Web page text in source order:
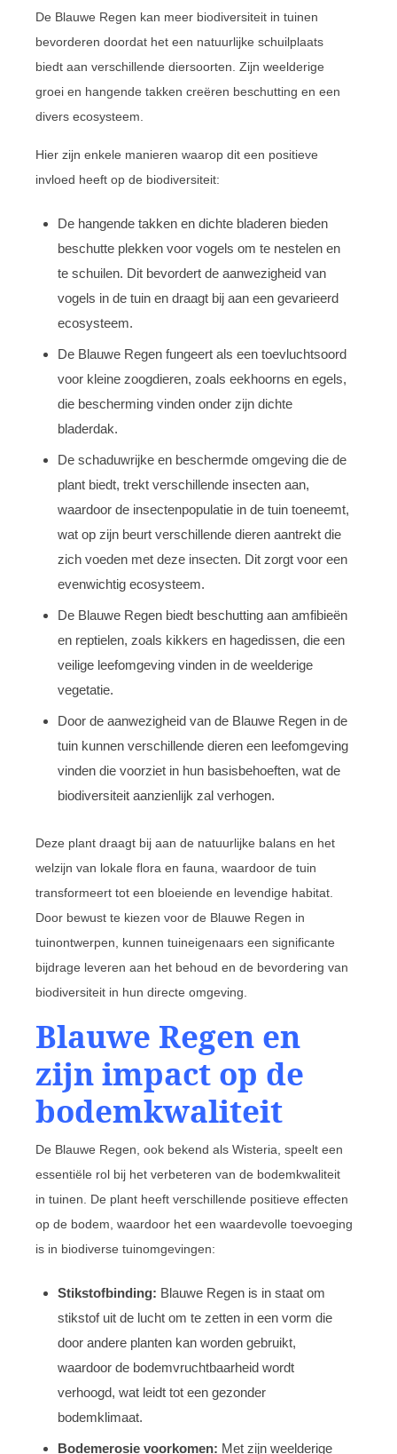
De Blauwe Regen kan meer biodiversiteit in tuinen
bevorderen doordat het een natuurlijke schuilplaats
biedt aan verschillende diersoorten. Zijn weelderige
groei en hangende takken creëren beschutting en een
divers ecosysteem.
Hier zijn enkele manieren waarop dit een positieve
invloed heeft op de biodiversiteit:
De hangende takken en dichte bladeren bieden
beschutte plekken voor vogels om te nestelen en
te schuilen. Dit bevordert de aanwezigheid van
vogels in de tuin en draagt bij aan een gevarieerd
ecosysteem.
De Blauwe Regen fungeert als een toevluchtsoord
voor kleine zoogdieren, zoals eekhoorns en egels,
die bescherming vinden onder zijn dichte
bladerdak.
De schaduwrijke en beschermde omgeving die de
plant biedt, trekt verschillende insecten aan,
waardoor de insectenpopulatie in de tuin toeneemt,
wat op zijn beurt verschillende dieren aantrekt die
zich voeden met deze insecten. Dit zorgt voor een
evenwichtig ecosysteem.
De Blauwe Regen biedt beschutting aan amfibieën
en reptielen, zoals kikkers en hagedissen, die een
veilige leefomgeving vinden in de weelderige
vegetatie.
Door de aanwezigheid van de Blauwe Regen in de
tuin kunnen verschillende dieren een leefomgeving
vinden die voorziet in hun basisbehoeften, wat de
biodiversiteit aanzienlijk zal verhogen.
Deze plant draagt bij aan de natuurlijke balans en het
welzijn van lokale flora en fauna, waardoor de tuin
transformeert tot een bloeiende en levendige habitat.
Door bewust te kiezen voor de Blauwe Regen in
tuinontwerpen, kunnen tuineigenaars een significante
bijdrage leveren aan het behoud en de bevordering van
biodiversiteit in hun directe omgeving.
Blauwe Regen en
zijn impact op de
bodemkwaliteit
De Blauwe Regen, ook bekend als Wisteria, speelt een
essentiële rol bij het verbeteren van de bodemkwaliteit
in tuinen. De plant heeft verschillende positieve effecten
op de bodem, waardoor het een waardevolle toevoeging
is in biodiverse tuinomgevingen:
Stikstofbinding: Blauwe Regen is in staat om
stikstof uit de lucht om te zetten in een vorm die
door andere planten kan worden gebruikt,
waardoor de bodemvruchtbaarheid wordt
verhoogd, wat leidt tot een gezonder
bodemklimaat.
Bodemerosie voorkomen: Met zijn weelderige